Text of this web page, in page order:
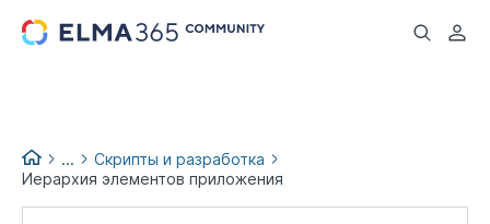
...
...
Скрипты и разработка
Иерархия элементов приложения